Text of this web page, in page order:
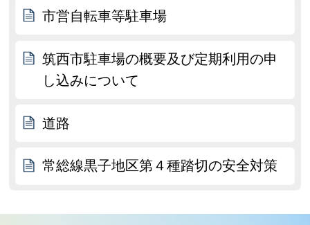
市営自転車等駐車場
筑西市駐車場の概要及び定期利用の申
し込みについて
道路
常総線黒子地区第４種踏切の安全対策